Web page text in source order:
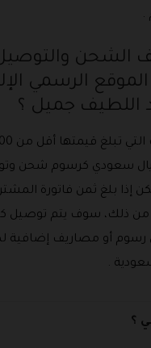
.
الشحن
الرسمي
اللطيف جميل ؟
مقابل 32 ريال سعودي كرسوم
من ذلك، سوف يتم توصيل
رسوم أو مصاريف إضافية
.
؟